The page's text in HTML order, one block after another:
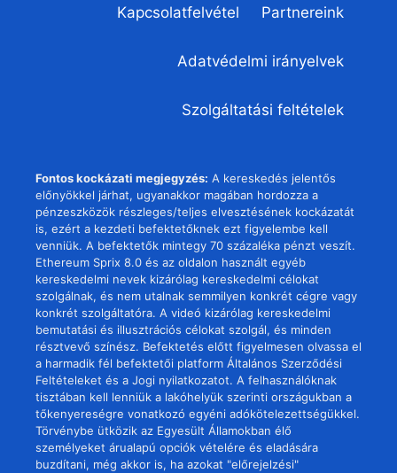
Kapcsolatfelvétel Partnereink
Adatvédelmi irányelvek
Szolgáltatási feltételek
Fontos kockázati megjegyzés: A kereskedés jelentős
előnyökkel járhat, ugyanakkor magában hordozza a
pénzeszközök részleges/teljes elvesztésének kockázatát
is, ezért a kezdeti befektetőknek ezt figyelembe kell
venniük. A befektetők mintegy 70 százaléka pénzt veszít.
Ethereum Sprix 8.0 és az oldalon használt egyéb
kereskedelmi nevek kizárólag kereskedelmi célokat
szolgálnak, és nem utalnak semmilyen konkrét cégre vagy
konkrét szolgáltatóra. A videó kizárólag kereskedelmi
bemutatási és illusztrációs célokat szolgál, és minden
résztvevő színész. Befektetés előtt figyelmesen olvassa el
a harmadik fél befektetői platform Általános Szerződési
Feltételeket és a Jogi nyilatkozatot. A felhasználóknak
tisztában kell lenniük a lakóhelyük szerinti országukban a
tőkenyereségre vonatkozó egyéni adókötelezettségükkel.
Törvénybe ütközik az Egyesült Államokban élő
személyeket árualapú opciók vételére és eladására
buzdítani, még akkor is, ha azokat "előrejelzési"